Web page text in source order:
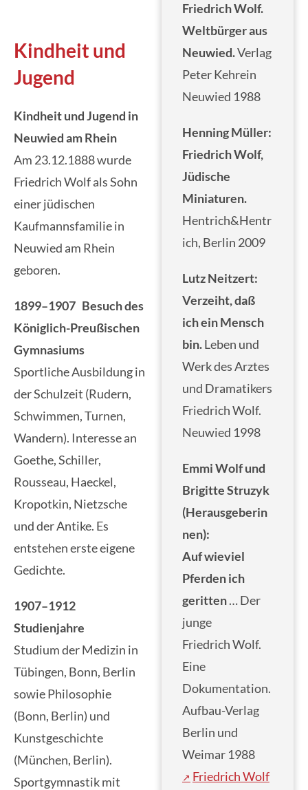
Kindheit und
Jugend
Kindheit und Jugend in
Neuwied am Rhein
Am 23.12.1888 wurde
Friedrich Wolf als Sohn
einer jüdischen
Kaufmannsfamilie in
Neuwied am Rhein
geboren.
1899–1907 Besuch des
Königlich-Preußischen
Gymnasiums
Sportliche Ausbildung in
der Schulzeit (Rudern,
Schwimmen, Turnen,
Wandern). Interesse an
Goethe, Schiller,
Rousseau, Haeckel,
Kropotkin, Nietzsche
und der Antike. Es
entstehen erste eigene
Gedichte.
1907–1912
Studienjahre
Studium der Medizin in
Tübingen, Bonn, Berlin
sowie Philosophie
(Bonn, Berlin) und
Kunstgeschichte
(München, Berlin).
Sportgymnastik mit
Friedrich Wolf.
Weltbürger aus
Neuwied.Verlag
Peter Kehrein
Neuwied 1988
Henning Müller:
Friedrich Wolf,
Jüdische
Miniaturen.
Hentrich&Hentr
ich, Berlin 2009
Lutz Neitzert:
Verzeiht, daß
ich ein Mensch
bin.Leben und
Werk des Arztes
und Dramatikers
Friedrich Wolf.
Neuwied 1998
Emmi Wolf und
Brigitte Struzyk
(Herausgeberin
nen):
Auf wieviel
Pferden ich
geritten… Der
junge
Friedrich Wolf.
Eine
Dokumentation.
Aufbau-Verlag
Berlin und
Weimar 1988
Friedrich Wolf